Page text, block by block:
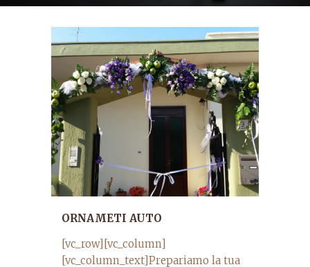
ORNAMETI AUTO
[vc_row][vc_column]
[vc_column_text]Prepariamo la tua